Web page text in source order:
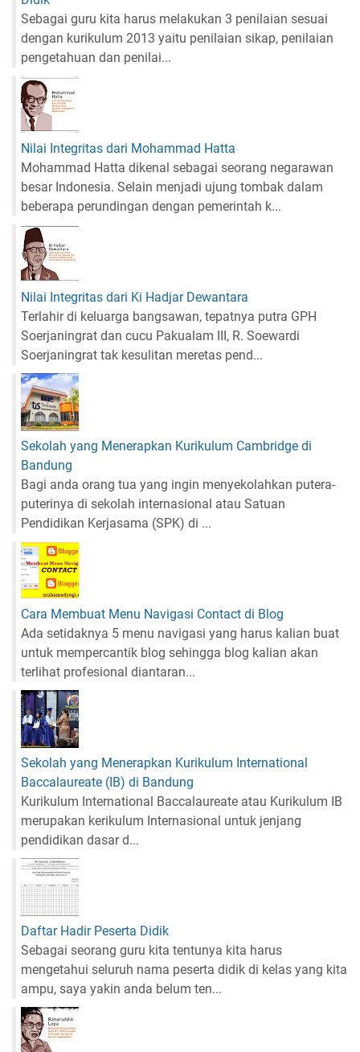
Sebagai guru kita harus melakukan 3 penilaian sesuai
dengan kurikulum 2013 yaitu penilaian sikap, penilaian
pengetahuan dan penilai...
Nilai Integritas dari Mohammad Hatta
Mohammad Hatta dikenal sebagai seorang negarawan
besar Indonesia. Selain menjadi ujung tombak dalam
beberapa perundingan dengan pemerintah k...
Nilai Integritas dari Ki Hadjar Dewantara
Terlahir di keluarga bangsawan, tepatnya putra GPH
Soerjaningrat dan cucu Pakualam III, R. Soewardi
Soerjaningrat tak kesulitan meretas pend...
Sekolah yang Menerapkan Kurikulum Cambridge di
Bandung
Bagi anda orang tua yang ingin menyekolahkan putera-
puterinya di sekolah internasional atau Satuan
Pendidikan Kerjasama (SPK) di ...
Cara Membuat Menu Navigasi Contact di Blog
Ada setidaknya 5 menu navigasi yang harus kalian buat
untuk mempercantik blog sehingga blog kalian akan
terlihat profesional diantaran...
Sekolah yang Menerapkan Kurikulum International
Baccalaureate (IB) di Bandung
Kurikulum International Baccalaureate atau Kurikulum IB
merupakan kerikulum Internasional untuk jenjang
pendidikan dasar d...
Daftar Hadir Peserta Didik
Sebagai seorang guru kita tentunya kita harus
mengetahui seluruh nama peserta didik di kelas yang kita
ampu, saya yakin anda belum ten...